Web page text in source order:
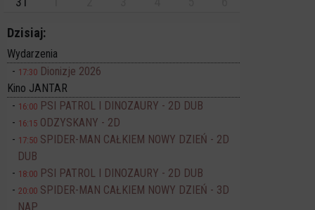
Dzisiaj:
Wydarzenia
17:30 Dionizje 2026
Kino JANTAR
16:00 PSI PATROL I DINOZAURY - 2D DUB
16:15 ODZYSKANY - 2D
17:50 SPIDER-MAN CAŁKIEM NOWY DZIEŃ - 2D
DUB
18:00 PSI PATROL I DINOZAURY - 2D DUB
20:00 SPIDER-MAN CAŁKIEM NOWY DZIEŃ - 3D
NAP